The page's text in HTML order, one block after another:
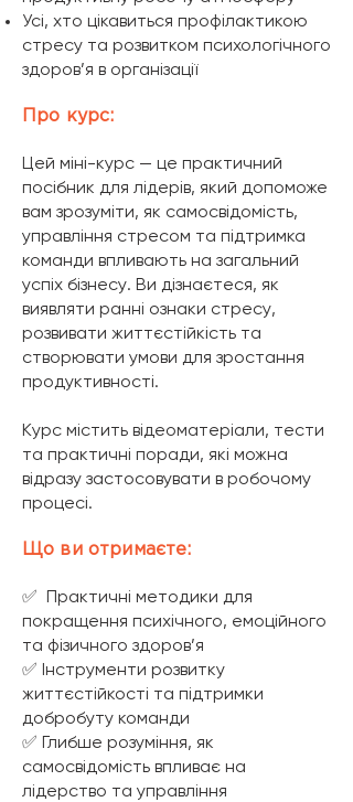
​Усі, хто цікавиться профілактикою
стресу та розвитком психологічного
здоров’я в організації
Про курс:
​​Цей міні-курс — це практичний
посібник для лідерів, який допоможе
вам зрозуміти, як самосвідомість,
управління стресом та підтримка
команди впливають на загальний
успіх бізнесу. Ви дізнаєтеся, як
виявляти ранні ознаки стресу,
розвивати життєстійкість та
створювати умови для зростання
продуктивності.
Курс містить відеоматеріали, тести
та практичні поради, які можна
відразу застосовувати в робочому
процесі.
Що ви отримаєте:
✅ Практичні методики для
покращення психічного, емоційного
та фізичного здоров’я
✅ Інструменти розвитку
життєстійкості та підтримки
добробуту команди
✅ Глибше розуміння, як
самосвідомість впливає на
лідерство та управління